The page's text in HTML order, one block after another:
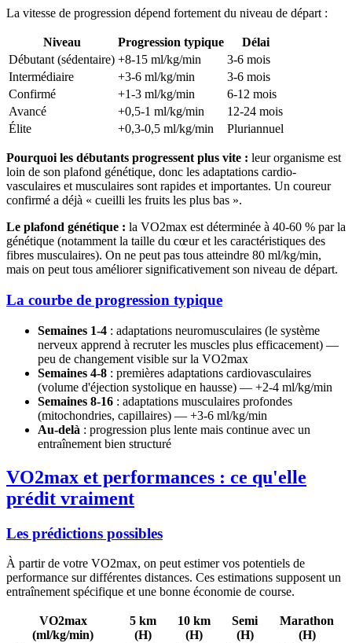
La vitesse de progression dépend fortement du niveau de départ :
Niveau Progression typique
Délai
Débutant (sédentaire) +8-15 ml/kg/min
3-6 mois
Intermédiaire
+3-6 ml/kg/min
3-6 mois
Confirmé
+1-3 ml/kg/min
6-12 mois
Avancé
+0,5-1 ml/kg/min
12-24 mois
Élite
+0,3-0,5 ml/kg/min Pluriannuel
Pourquoi les débutants progressent plus vite : leur organisme est
loin de son plafond génétique, donc les adaptations cardio-
vasculaires et musculaires sont rapides et importantes. Un coureur
confirmé a déjà « cueilli les fruits les plus bas ».
Le plafond génétique : la VO2max est déterminée à 40-60 % par la
génétique (notamment la taille du cœur et les caractéristiques des
fibres musculaires). On ne peut pas tous atteindre 80 ml/kg/min,
mais on peut tous améliorer significativement son niveau de départ.
La courbe de progression typique
Semaines 1-4 : adaptations neuromusculaires (le système
nerveux apprend à recruter les muscles plus efficacement) —
peu de changement visible sur la VO2max
Semaines 4-8 : premières adaptations cardiovasculaires
(volume d'éjection systolique en hausse) — +2-4 ml/kg/min
Semaines 8-16 : adaptations musculaires profondes
(mitochondries, capillaires) — +3-6 ml/kg/min
Au-delà : progression plus lente mais continue avec un
entraînement bien structuré
VO2max et performances : ce qu'elle
prédit vraiment
Les prédictions possibles
À partir de votre VO2max, on peut estimer vos potentiels de
performance sur différentes distances. Ces estimations supposent un
entraînement spécifique et une bonne économie de course.
VO2max
(ml/kg/min)
5 km
(H)
10 km
(H)
Semi
(H)
Marathon
(H)